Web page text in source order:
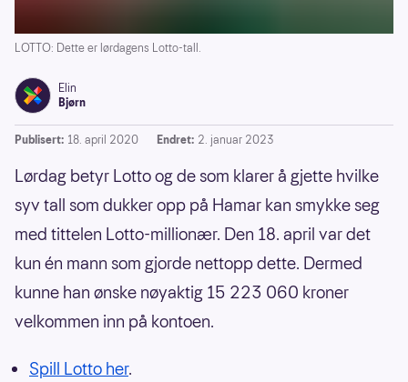
LOTTO: Dette er lørdagens Lotto-tall.
Elin
Bjørn
Publisert: 18. april 2020 Endret: 2. januar 2023
Lørdag betyr Lotto og de som klarer å gjette hvilke
syv tall som dukker opp på Hamar kan smykke seg
med tittelen Lotto-millionær. Den 18. april var det
kun én mann som gjorde nettopp dette. Dermed
kunne han ønske nøyaktig 15 223 060 kroner
velkommen inn på kontoen.
Spill Lotto her.